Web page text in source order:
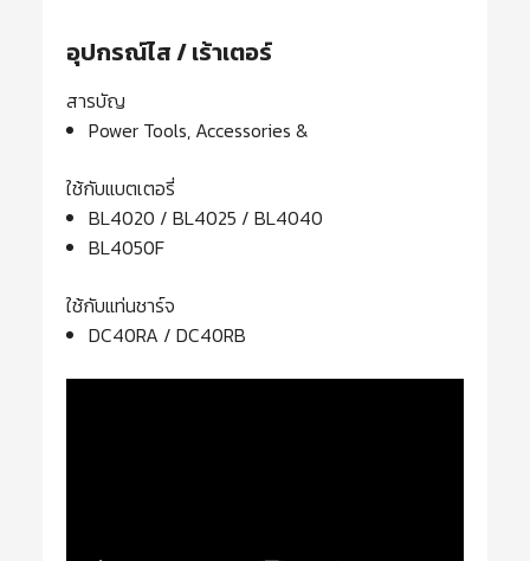
อุปกรณ์ไส / เร้าเตอร์
สารบัญ
Power Tools, Accessories &
ใช้กับแบตเตอรี่
BL4020 / BL4025 / BL4040
BL4050F
ใช้กับแท่นชาร์จ
DC40RA / DC40RB